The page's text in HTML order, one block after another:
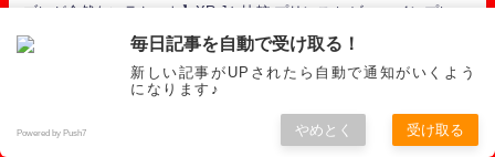
ブレが全然ないラケット】XR-Jと比較 プリンス レビュー インプレ
プロスタッフRF97 V13.0 インプレ レビュー 【ウィルソン 打点さえ遅
れなければ最高なパワーラケット】
毎日記事を自動で受け取る！
新しい記事がUPされたら自動で通知がいくよう
になります♪
Powered by Push7 やめとく 受け取る